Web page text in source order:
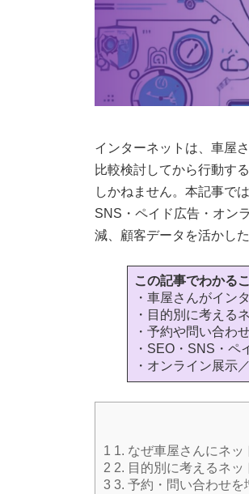
インターネットは、車屋
比較検討してから行動す
しかねません。本記事で
SNS・ペイド広告・オン
減、顧客データを活かし
この記事でわかる
・車屋さんがイン
・目的別に考える
・予約や問い合わ
・SEO・SNS・ペ
・オンライン展示
1 1. なぜ車屋さんにネ
2 2. 目的別に考えるネッ
3 3. 予約・問い合わせ